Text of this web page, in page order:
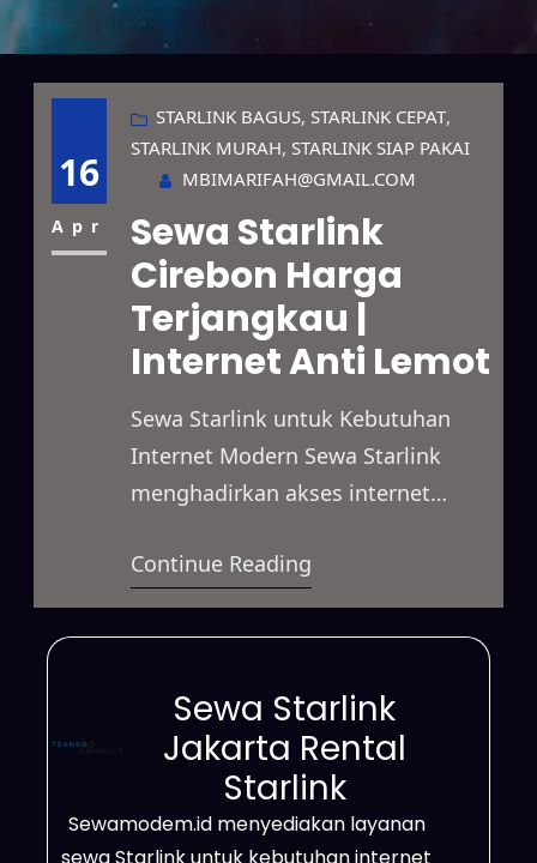
16
Apr
STARLINK BAGUS, STARLINK CEPAT
STARLINK MURAH, STARLINK SIAP PAKAI
MBIMARIFAH@GMAIL.COM
Sewa Starlink
Cirebon Harga
Terjangkau |
Internet Anti Lemot
Sewa Starlink untuk Kebutuhan
Internet Modern Sewa Starlink
menghadirkan akses internet
dapat digunakan untuk berbagai
kebutuhan. Layanan ini
mendukung aktivitas bisnis,
penggunaan pribadi. Selain itu,
Starlink sangat efektif digunakan
di daerah terpencil, lokasi dengan
sinyal terbatas, area proyek,
Continue Reading
Sewa Starlink
Jakarta Rental
Starlink
Sewamodem.id menyediakan layanan
sewa Starlink untuk kebutuhan internet